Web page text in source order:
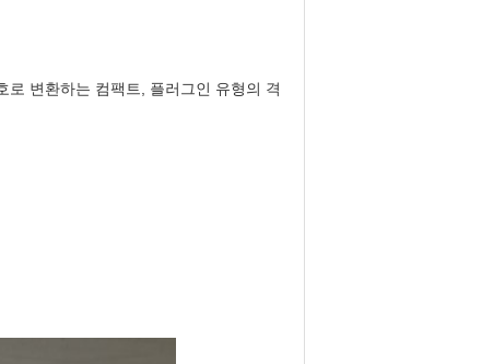
변환하는 컴팩트, 플러그인 유형의 격